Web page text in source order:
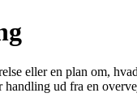
eller en plan om,
ud fra en